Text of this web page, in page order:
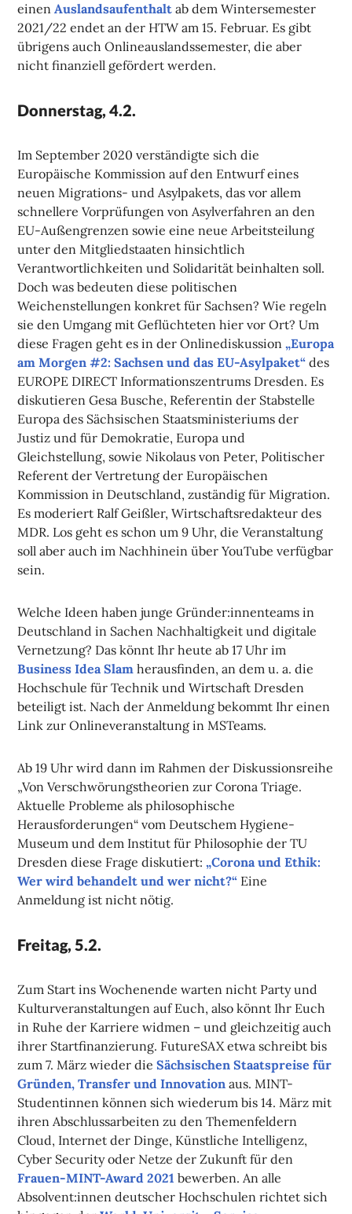
einenAuslandsaufenthalt ab dem Wintersemester
2021/22 endet an der HTW am 15. Februar. Es gibt
übrigens auch Onlineauslandssemester, die aber
nicht finanziell gefördert werden.
Donnerstag, 4.2.
Im September 2020 verständigte sich die
Europäische Kommission auf den Entwurf eines
neuen Migrations- und Asylpakets, das vor allem
schnellere Vorprüfungen von Asylverfahren an den
EU-Außengrenzen sowie eine neue Arbeitsteilung
unter den Mitgliedstaaten hinsichtlich
Verantwortlichkeiten und Solidarität beinhalten soll.
Doch was bedeuten diese politischen
Weichenstellungen konkret für Sachsen? Wie regeln
sie den Umgang mit Geflüchteten hier vor Ort? Um
diese Fragen geht es in der Onlinediskussion„Europa
am Morgen #2: Sachsen und das EU-Asylpaket“ des
EUROPE DIRECT Informationszentrums Dresden. Es
diskutieren Gesa Busche, Referentin der Stabstelle
Europa des Sächsischen Staatsministeriums der
Justiz und für Demokratie, Europa und
Gleichstellung, sowie Nikolaus von Peter, Politischer
Referent der Vertretung der Europäischen
Kommission in Deutschland, zuständig für Migration.
Es moderiert Ralf Geißler, Wirtschaftsredakteur des
MDR. Los geht es schon um 9 Uhr, die Veranstaltung
soll aber auch im Nachhinein über YouTube verfügbar
sein.
Welche Ideen haben junge Gründer:innenteams in
Deutschland in Sachen Nachhaltigkeit und digitale
Vernetzung? Das könnt Ihr heute ab 17 Uhr im
Business Idea Slam herausfinden, an dem u. a. die
Hochschule für Technik und Wirtschaft Dresden
beteiligt ist. Nach der Anmeldung bekommt Ihr einen
Link zur Onlineveranstaltung in MSTeams.
Ab 19 Uhr wird dann im Rahmen der Diskussionsreihe
„Von Verschwörungstheorien zur Corona Triage.
Aktuelle Probleme als philosophische
Herausforderungen“ vom Deutschem Hygiene-
Museum und dem Institut für Philosophie der TU
Dresden diese Frage diskutiert:„Corona und Ethik:
Wer wird behandelt und wer nicht?“ Eine
Anmeldung ist nicht nötig.
Freitag, 5.2.
Zum Start ins Wochenende warten nicht Party und
Kulturveranstaltungen auf Euch, also könnt Ihr Euch
in Ruhe der Karriere widmen – und gleichzeitig auch
ihrer Startfinanzierung. FutureSAX etwa schreibt bis
zum 7. März wieder dieSächsischen Staatspreise für
Gründen, Transfer und Innovation aus. MINT-
Studentinnen können sich wiederum bis 14. März mit
ihren Abschlussarbeiten zu den Themenfeldern
Cloud, Internet der Dinge, Künstliche Intelligenz,
Cyber Security oder Netze der Zukunft für den
Frauen-MINT-Award 2021 bewerben. An alle
Absolvent:innen deutscher Hochschulen richtet sich